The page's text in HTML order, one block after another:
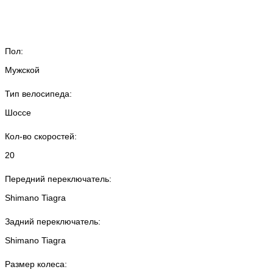
Пол:
Мужской
Тип велосипеда:
Шоссе
Кол-во скоростей:
20
Передний переключатель:
Shimano Tiagra
Задний переключатель:
Shimano Tiagra
Размер колеса: